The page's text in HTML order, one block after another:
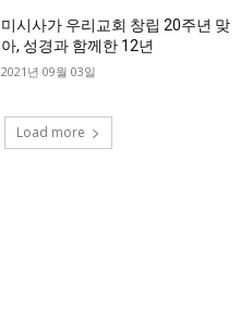
미시사가 우리교회 창립 20주년 맞
아, 성경과 함께한 12년
2021년 09월 03일
Load more